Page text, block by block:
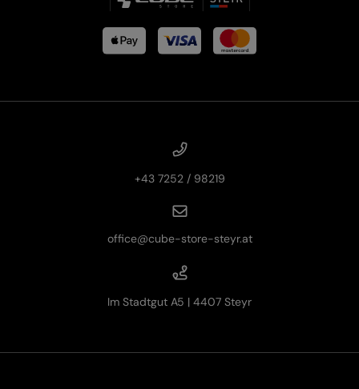
+43 7252 / 98219
office@cube-store-steyr.at
Im Stadtgut A5 | 4407 Steyr